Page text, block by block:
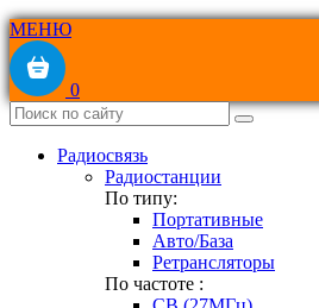
МЕНЮ
0
Радиосвязь
Радиостанции
По типу:
Портативные
Авто/База
Ретрансляторы
По частоте :